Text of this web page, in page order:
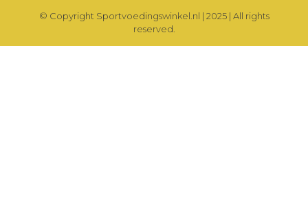
© Copyright Sportvoedingswinkel.nl | 2025 | All rights
reserved.